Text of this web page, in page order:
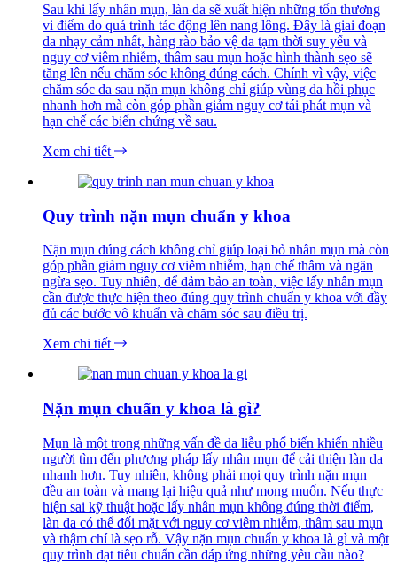
Sau khi lấy nhân mụn, làn da sẽ xuất hiện những tổn thương
vi điểm do quá trình tác động lên nang lông. Đây là giai đoạn
da nhạy cảm nhất, hàng rào bảo vệ da tạm thời suy yếu và
nguy cơ viêm nhiễm, thâm sau mụn hoặc hình thành sẹo sẽ
tăng lên nếu chăm sóc không đúng cách. Chính vì vậy, việc
chăm sóc da sau nặn mụn không chỉ giúp vùng da hồi phục
nhanh hơn mà còn góp phần giảm nguy cơ tái phát mụn và
hạn chế các biến chứng về sau.
Xem chi tiết
Quy trình nặn mụn chuẩn y khoa
Nặn mụn đúng cách không chỉ giúp loại bỏ nhân mụn mà còn
góp phần giảm nguy cơ viêm nhiễm, hạn chế thâm và ngăn
ngừa sẹo. Tuy nhiên, để đảm bảo an toàn, việc lấy nhân mụn
cần được thực hiện theo đúng quy trình chuẩn y khoa với đầy
đủ các bước vô khuẩn và chăm sóc sau điều trị.
Xem chi tiết
Nặn mụn chuẩn y khoa là gì?
Mụn là một trong những vấn đề da liễu phổ biến khiến nhiều
người tìm đến phương pháp lấy nhân mụn để cải thiện làn da
nhanh hơn. Tuy nhiên, không phải mọi quy trình nặn mụn
đều an toàn và mang lại hiệu quả như mong muốn. Nếu thực
hiện sai kỹ thuật hoặc lấy nhân mụn không đúng thời điểm,
làn da có thể đối mặt với nguy cơ viêm nhiễm, thâm sau mụn
và thậm chí là sẹo rỗ. Vậy nặn mụn chuẩn y khoa là gì và một
quy trình đạt tiêu chuẩn cần đáp ứng những yêu cầu nào?